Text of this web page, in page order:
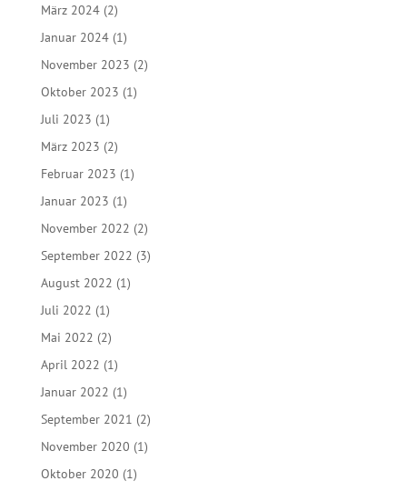
März 2024(2)
Januar 2024(1)
November 2023 (2)
Oktober 2023 (1)
Juli 2023 (1)
März 2023 (2)
Februar 2023 (1)
Januar 2023 (1)
November 2022 (2)
September 2022 (3)
August 2022 (1)
Juli 2022 (1)
Mai 2022 (2)
April 2022 (1)
Januar 2022 (1)
September 2021 (2)
November 2020 (1)
Oktober 2020 (1)